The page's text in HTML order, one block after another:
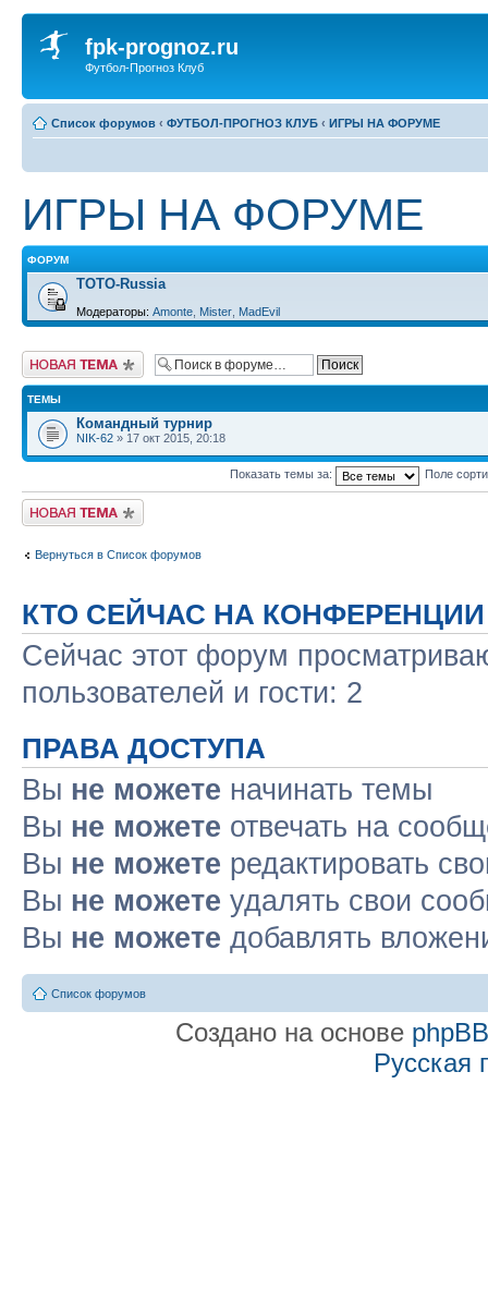
fpk-prognoz.ru
Футбол-Прогноз Клуб
Список форумов ‹ ФУТБОЛ-ПРОГНОЗ КЛУБ ‹ ИГРЫ НА ФОРУМЕ
ИГРЫ НА ФОРУМЕ
ФОРУМ
ТОТО-Russia
Модераторы: Amonte Mister MadEvil
Новая тема
ТЕМЫ
Командный турнир
NIK-62 » 17 окт 2015, 20:18
Показать темы за: Поле
Новая тема
Вернуться в Список форумов
КТО СЕЙЧАС НА КОНФЕРЕНЦИИ
Сейчас этот форум
пользователей и гости: 2
ПРАВА ДОСТУПА
Вы не можете начинать темы
Вы не можете отвечать на
Вы не можете редактировать
Вы не можете удалять свои
Вы не можете добавлять
Список форумов
Создано на основе phpBB
Русская